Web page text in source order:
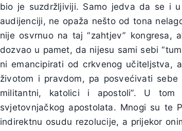
bio je suzdržljiviji. Samo jedva da se i
audijenciji, ne opaža nešto od tona
nije osvrnuo na taj “zahtjev” kongresa,
dozvao u pamet, da nijesu sami sebi
ni emancipirati od crkvenog učiteljstva,
životom i pravdom, pa posvećivati
militantni, katolici i apostoli”. U
svjetovnjačkog apostolata. Mnogi su te
indirektnu osudu rezolucije, a prijekor